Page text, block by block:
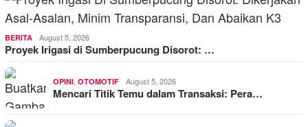
BERITA August 5, 2026
Proyek Irigasi di Sumberpucung Disorot: …
OPINI OTOMOTIF August 5, 2026
Mencari Titik Temu dalam Transaksi: Pera…